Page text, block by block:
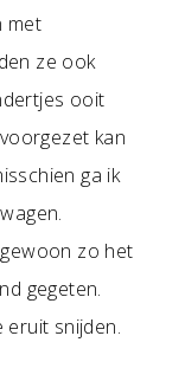
met
ze ook
ooit
kan
ga ik
zo het
gegeten.
snijden.